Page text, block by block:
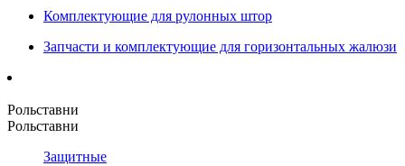
Комплектующие для рулонных штор
Запчасти и комплектующие для горизонтальных жалюзи
Рольставни
Рольставни
Защитные